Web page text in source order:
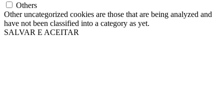
Others
Other uncategorized cookies are those that are being analyzed and
have not been classified into a category as yet.
SALVAR E ACEITAR